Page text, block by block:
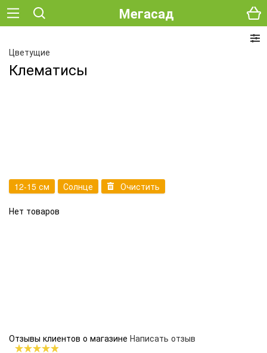
Мегасад
Цветущие
Клематисы
12-15 см Солнце Очистить
Нет товаров
Отзывы клиентов о магазине Написать отзыв